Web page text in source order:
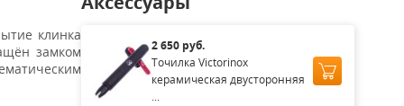
клинка
замком
2 650 руб.
Точилка Victorinox
керамическая двусторонняя
...